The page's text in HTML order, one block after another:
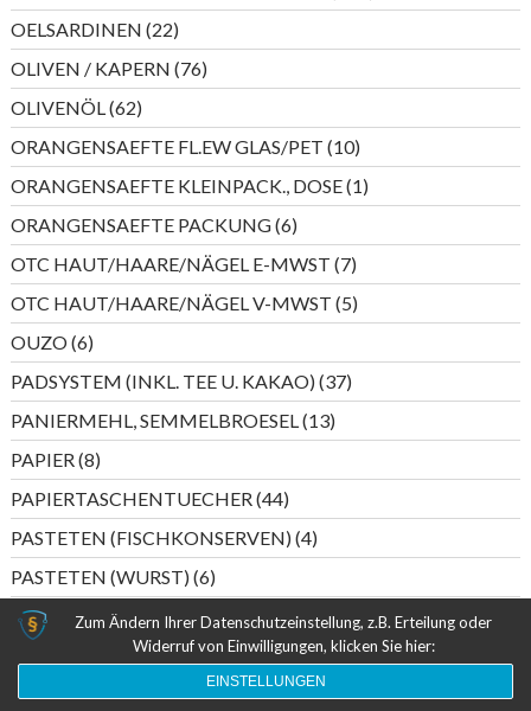
Produkte
OELSARDINEN 2222
Produkte
OLIVEN / KAPERN 7676
Produkte
OLIVENÖL 6262
Produkte
ORANGENSAEFTE FL.EW GLAS/PET 1010
Produkte
ORANGENSAEFTE KLEINPACK., DOSE 11
Produkt
ORANGENSAEFTE PACKUNG 66
Produkte
OTC HAUT/HAARE/NÄGEL E-MWST 77
Produkte
OTC HAUT/HAARE/NÄGEL V-MWST 55
Produkte
OUZO 66
Produkte
PADSYSTEM (INKL. TEE U. KAKAO) 3737
Produkte
PANIERMEHL, SEMMELBROESEL 1313
Produkte
PAPIER 88
Produkte
PAPIERTASCHENTUECHER 4444
Produkte
PASTETEN (FISCHKONSERVEN) 44
Produkte
PASTETEN (WURST) 66
Produkte
PERLWEIN DEUTSCHLAND 55
Produkte
PERLWEIN ITALIEN/SPANIEN 2020
Produkte
PESTO 5555
Zum Ändern Ihrer Datenschutzeinstellung, z.B. Erteilung oder
Widerruf von Einwilligungen, klicken Sie hier:
EINSTELLUNGEN